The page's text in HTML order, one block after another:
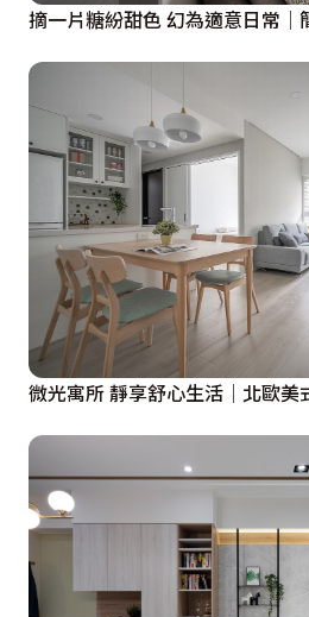
摘一片糖紛甜色 幻為適
微光寓所 靜享舒心生活│北